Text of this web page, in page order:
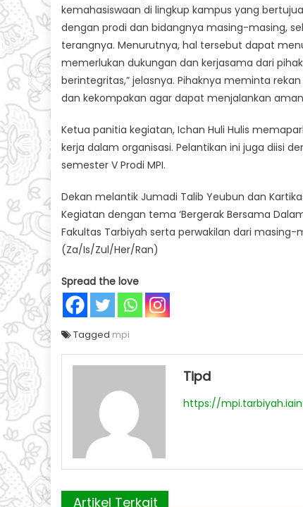
kemahasiswaan di lingkup kampus yang
dengan prodi dan bidangnya masing-masing,
terangnya. Menurutnya, hal tersebut dapat
memerlukan dukungan dan kerjasama dari
berintegritas,” jelasnya. Pihaknya meminta
dan kekompakan agar dapat menjalankan
Ketua panitia kegiatan, Ichan Huli Hulis
kerja dalam organisasi. Pelantikan ini juga diisi
semester V Prodi MPI.
Dekan melantik Jumadi Talib Yeubun dan
Kegiatan dengan tema ‘Bergerak Bersama
Fakultas Tarbiyah serta perwakilan dari masing-
(Za/Is/Zul/Her/Ran)
Spread the love
Tagged mpi
Tipd
https://
Artikel Terkait